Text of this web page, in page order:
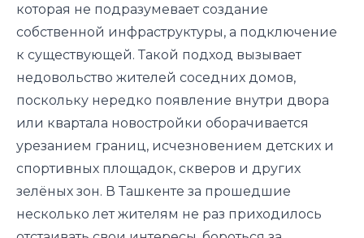
которая не подразумевает создание
собственной инфраструктуры, а подключение
к существующей. Такой подход вызывает
недовольство жителей соседних домов,
поскольку нередко появление внутри двора
или квартала новостройки оборачивается
урезанием границ, исчезновением детских и
спортивных площадок, скверов и других
зелёных зон. В Ташкенте за прошедшие
несколько лет жителям не раз приходилось